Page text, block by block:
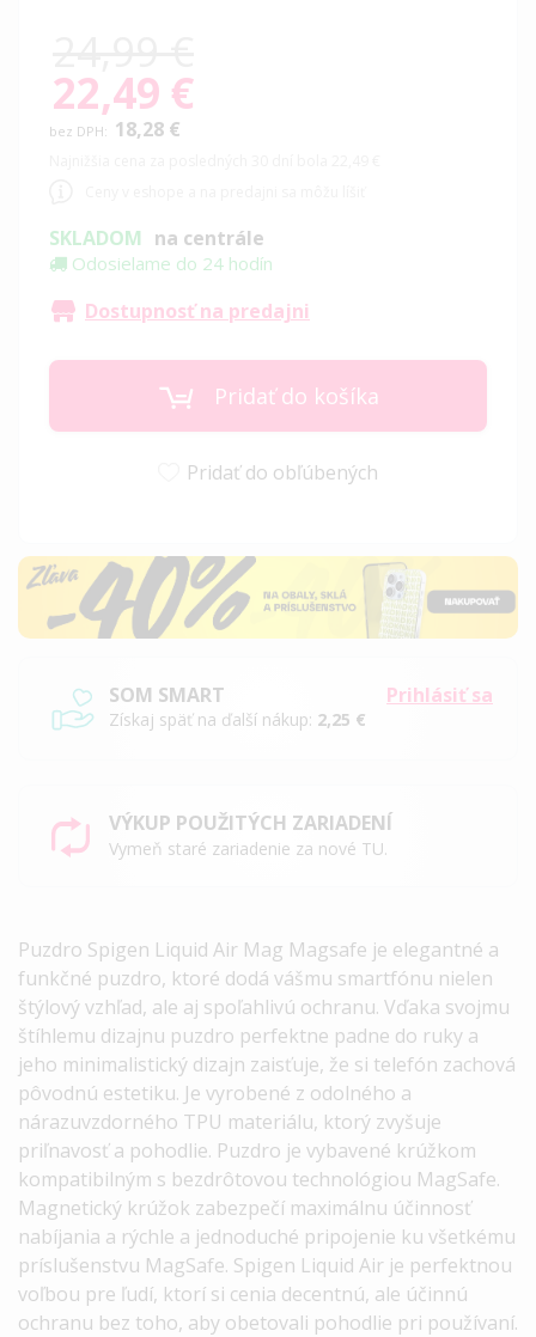
Special
Price
22,49 €
18,28 €
SKLADOM na centrále
Odosielame do 24 hodín
Dostupnosť na predajni
Pridať do košíka
Pridať do obľúbených
Prihlásiť sa
SOM SMART
Získaj späť na ďalší nákup: 2,25 €
VÝKUP POUŽITÝCH ZARIADENÍ
Vymeň staré zariadenie za nové TU.
Puzdro Spigen Liquid Air Mag Magsafe je elegantné a
funkčné puzdro, ktoré dodá vášmu smartfónu nielen
štýlový vzhľad, ale aj spoľahlivú ochranu. Vďaka svojmu
štíhlemu dizajnu puzdro perfektne padne do ruky a
jeho minimalistický dizajn zaisťuje, že si telefón zachová
pôvodnú estetiku. Je vyrobené z odolného a
nárazuvzdorného TPU materiálu, ktorý zvyšuje
priľnavosť a pohodlie. Puzdro je vybavené krúžkom
kompatibilným s bezdrôtovou technológiou MagSafe.
Magnetický krúžok zabezpečí maximálnu účinnosť
nabíjania a rýchle a jednoduché pripojenie ku všetkému
príslušenstvu MagSafe. Spigen Liquid Air je perfektnou
voľbou pre ľudí, ktorí si cenia decentnú, ale účinnú
ochranu bez toho, aby obetovali pohodlie pri používaní.